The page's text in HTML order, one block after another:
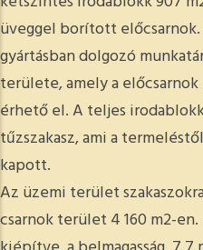
üveggel borított
gyártásban dolgozó
területe, amely a
érhető el. A teljes
tűzszakasz, ami a
kapott.
Az üzemi terület
csarnok terület 4 160 m2-